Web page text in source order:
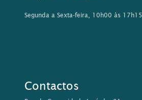
Segunda a Sexta-feira, 10h00 às 17h15
Contactos